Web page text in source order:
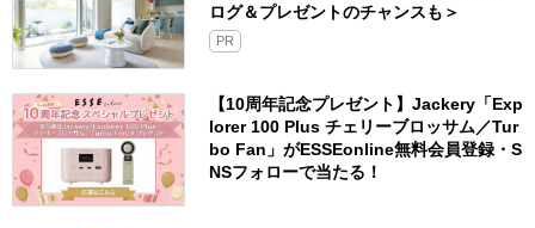
ログ＆プレゼントのチャンスも＞
PR
【10周年記念プレゼント】Jackery「Exp
lorer 100 Plus チェリーブロッサム／Tur
bo Fan」がESSEonline無料会員登録・S
NSフォローで当たる！